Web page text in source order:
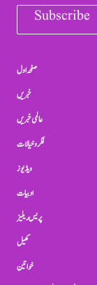
Subscribe
صفحہ اول
خبریں
عالمی خبریں
فکر و خیالات
ویڈیوز
ادبیات
پریس ریلیز
کھیل
خواتین